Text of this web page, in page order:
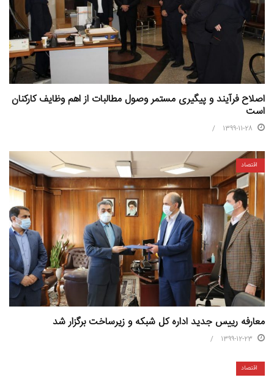
اصلاح فرآیند و پیگیری مستمر وصول مطالبات از اهم وظایف کارکنان
است
1399-11-28
اقتصاد
معارفه رییس جدید اداره کل شبکه و زیرساخت برگزار شد
1399-12-23
اقتصاد